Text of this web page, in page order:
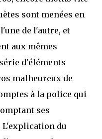
sont menées en
de l'autre, et
aux mêmes
d'éléments
malheureux de
à la police qui
ses
du